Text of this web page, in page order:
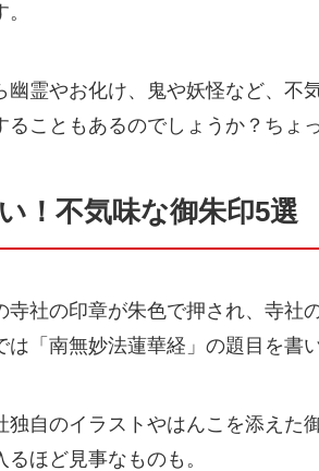
幽霊やお化け、鬼や妖怪など、
ることもあるのでしょうか？ちょ
！不気味な御朱印5選
寺社の印章が朱色で押され、寺社
は「南無妙法蓮華経」の題目を書
独自のイラストやはんこを添えた
ほど見事なものも。